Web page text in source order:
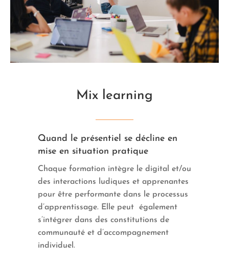
Mix learning
Quand le présentiel se décline en
mise en situation pratique
Chaque formation intègre le digital et/ou
des interactions ludiques et apprenantes
pour être performante dans le processus
d’apprentissage. Elle peut
également
s’intégrer dans des constitutions de
communauté et d’accompagnement
individuel.